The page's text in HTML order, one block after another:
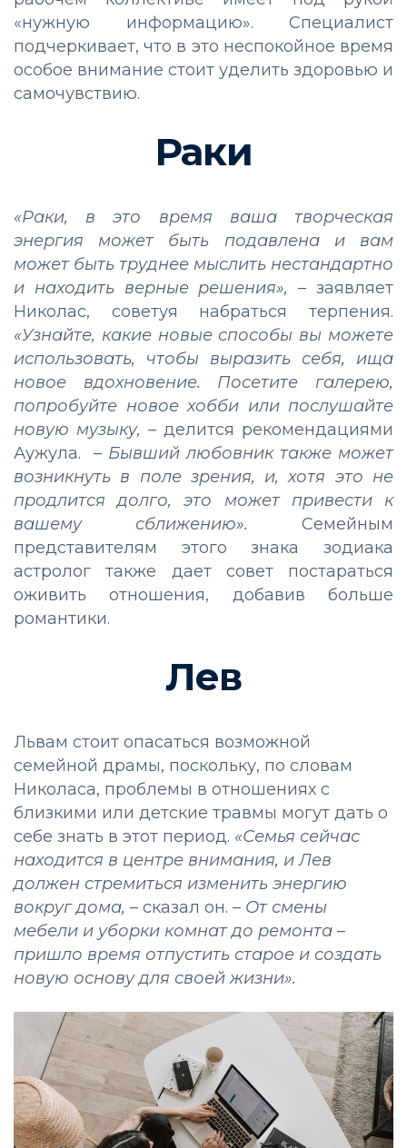
«нужную информацию». Специалист
подчеркивает, что в это неспокойное время
особое внимание стоит уделить здоровью и
самочувствию.
Раки
«Раки, в это время ваша творческая
энергия может быть подавлена и вам
может быть труднее мыслить нестандартно
и находить верные решения», – заявляет
Николас, советуя набраться терпения.
«Узнайте, какие новые способы вы можете
использовать, чтобы выразить себя, ища
новое вдохновение. Посетите галерею,
попробуйте новое хобби или послушайте
новую музыку, – делится рекомендациями
Аужула. – Бывший любовник также может
возникнуть в поле зрения, и, хотя это не
продлится долго, это может привести к
вашему сближению». Семейным
представителям этого знака зодиака
астролог также дает совет постараться
оживить отношения, добавив больше
романтики.
Лев
Львам стоит опасаться возможной
семейной драмы, поскольку, по словам
Николаса, проблемы в отношениях с
близкими или детские травмы могут дать о
себе знать в этот период. «Семья сейчас
находится в центре внимания, и Лев
должен стремиться изменить энергию
вокруг дома, – сказал он. – От смены
мебели и уборки комнат до ремонта –
пришло время отпустить старое и создать
новую основу для своей жизни».